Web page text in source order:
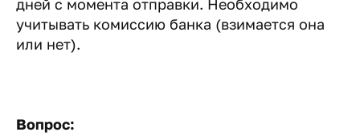
дней с момента отправки. Необходимо
учитывать комиссию банка (взимается она
или нет).
Вопрос: